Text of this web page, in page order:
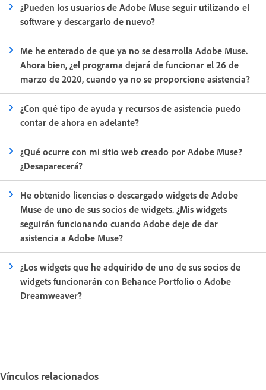
¿Pueden los usuarios de Adobe Muse seguir utilizando el
software y descargarlo de nuevo?
Me he enterado de que ya no se desarrolla Adobe Muse.
Ahora bien, ¿el programa dejará de funcionar el 26 de
marzo de 2020, cuando ya no se proporcione asistencia?
¿Con qué tipo de ayuda y recursos de asistencia puedo
contar de ahora en adelante?
¿Qué ocurre con mi sitio web creado por Adobe Muse?
¿Desaparecerá?
He obtenido licencias o descargado widgets de Adobe
Muse de uno de sus socios de widgets. ¿Mis widgets
seguirán funcionando cuando Adobe deje de dar
asistencia a Adobe Muse?
¿Los widgets que he adquirido de uno de sus socios de
widgets funcionarán con Behance Portfolio o Adobe
Dreamweaver?
Vínculos relacionados